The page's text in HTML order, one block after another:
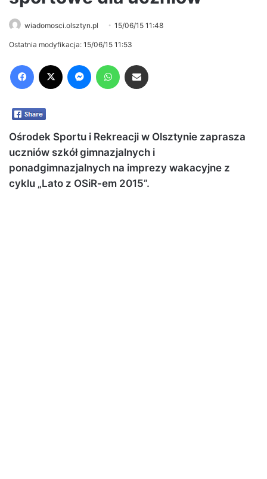
wiadomosci.olsztyn.pl 15/06/15 11:48
Ostatnia modyfikacja: 15/06/15 11:53
Ośrodek Sportu i Rekreacji w Olsztynie zaprasza
uczniów szkół gimnazjalnych i
ponadgimnazjalnych na imprezy wakacyjne z
cyklu „Lato z OSiR-em 2015”.